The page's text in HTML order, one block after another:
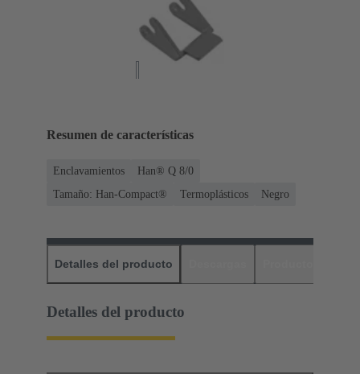
Resumen de características
Enclavamientos
Han® Q 8/0
Tamaño: Han-Compact®
Termoplásticos Negro
Detalles del producto
Detalles del producto